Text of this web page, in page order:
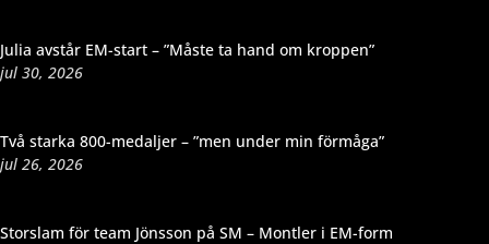
Julia avstår EM-start – ”Måste ta hand om kroppen”
jul 30, 2026
Två starka 800-medaljer – ”men under min förmåga”
jul 26, 2026
Storslam för team Jönsson på SM – Montler i EM-form